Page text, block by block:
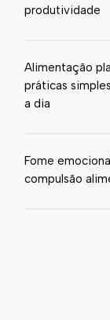
produtividade
Alimentação
práticas
a dia
Fome
compulsão